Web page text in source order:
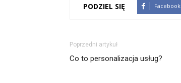
PODZIEL SIĘ Facebook
Poprzedni artykuł
Co to personalizacja usług?